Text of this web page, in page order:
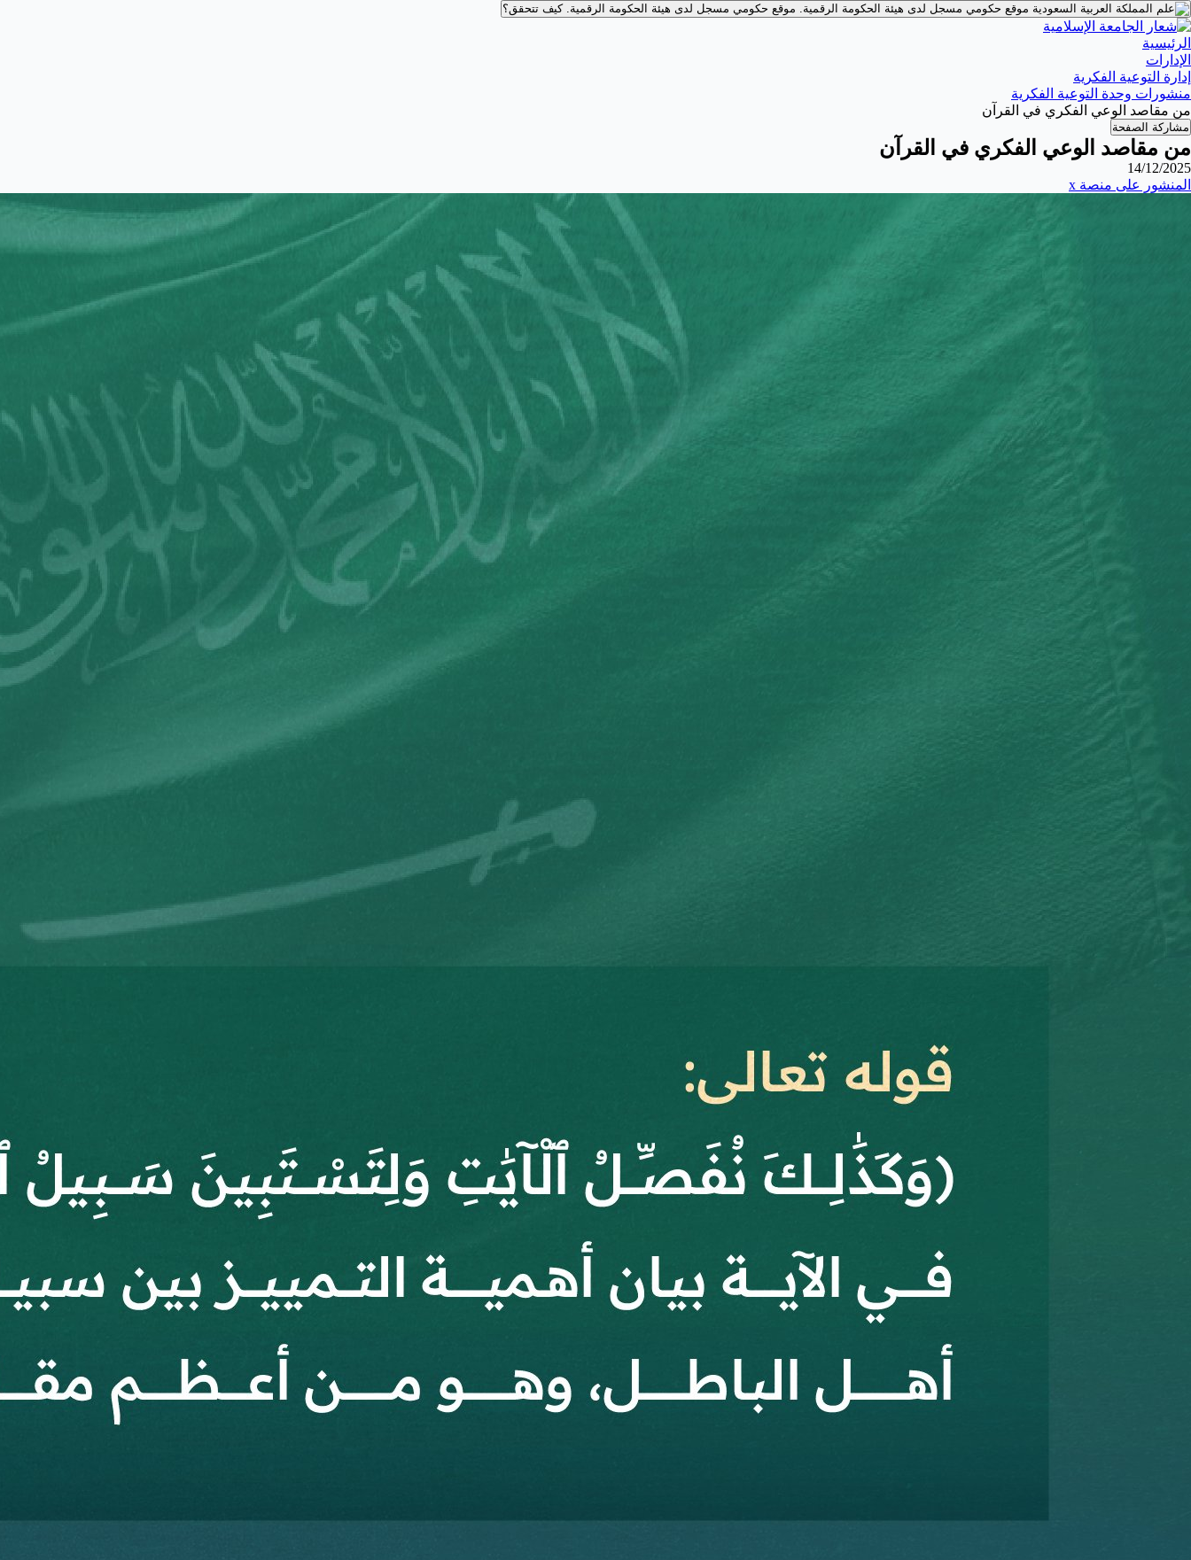
موقع حكومي مسجل لدى هيئة الحكومة الرقمية. موقع حكومي مسجل لدى هيئة الحكومة الرقمية.كيف تتحقق؟
الرئيسية
الإدارات
إدارة التوعية الفكرية
منشورات وحدة التوعية الفكرية
من مقاصد الوعي الفكري في القرآن
مشاركة الصفحة
من مقاصد الوعي الفكري في القرآن
14/12/2025
المنشور على منصة x